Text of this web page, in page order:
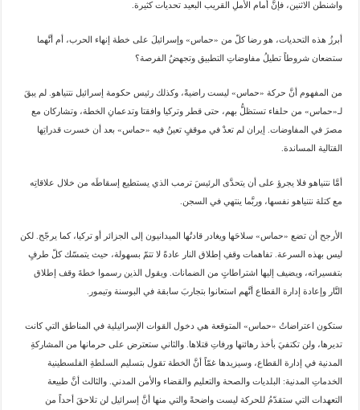
واشنطن الاثنين، فإنَّ أمام الأملِ القريب البعيد تحديات كثيرة.
أبرزُ هذه التحديات، هو رضا كلّ من «حماس» وإسرائيلَ على خطة إنهاء الحرب، أم أنَّهما
ستضعان شروطاً تطيلُ مفاوضاتِ التطبيق وتجهضُ الفرصة؟
من المفهوم أنَّ حركة «حماس» ليست راضيةً، وكذلك رئيس حكومة إسرائيل نتنياهو. لم يبقَ
لـ«حماس» من حلفاء تستظلُّ بهم، حتى قطر وتركيا وافقتا وتدعمانِ الخطة، وتشاركان مع
مصرَ في المفاوضات. إيران لم تعدْ في موقفٍ تعينُ فيه «حماس» بعد أن خسرت قدراتِها
القتالية المساندة.
أمَّا نتنياهو فلا يجرؤ على أن يتحدَّى الرئيسَ ترمب الذي يستطيع إسقاطَه من خلال علاقاتِه
مع كتلة نتنياهو نفسها، وربَّما ينتهي في السجن.
الأرجح أن تضع «حماس» سلاحَها ويغادر قادتُها الميدانيون إلى الجزائر أو تركيا، كما يرجّح. لكن
ليس بهذه السرعة. تفاهمات وقفِ إطلاق النار عادةً لا تتمّ بسهولة، حيث يتمسّك كلّ طرفٍ
بتفسيراته، ويضيف إليها اشتراطاتٍ من الضمانات. ويقول الذين رسموا خطةَ وقف إطلاق
النَّار وإعادة إدارة القطاع أنَّهم استعانوا بتجاربَ سابقة في البوسنة وتيمور.
ستكون اعتراضاتُ «حماس» المتوقعة هي دخول القوات الإسرائيلية في المناطق التي كانت
تديرها، ولن تكتفيَ بأخذ رهائنها ورفاتِ قتلاها. والثاني ستعترض على حرمانها من المشاركةِ
المدنية في إدارة القطاع، وسيزيدها غمّاً أنَّ الخطة تقول بتسليم السلطةِ الفلسطينية
الخدماتِ المدنية: البلديات والصحة والتعليم والقضاء والأمن المدني. والثالث أنَّ طبيعة
التعهدات التي ستقدّمُ للحركة ليست واضحةً والتي منها أنَّ إسرائيل لن تلاحقَ أحداً من